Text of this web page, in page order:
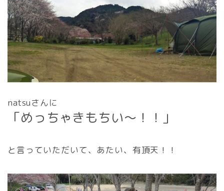
natsuさんに
「めっちゃきもちい〜！！」
と言っていただいて、あたい、有頂天！！